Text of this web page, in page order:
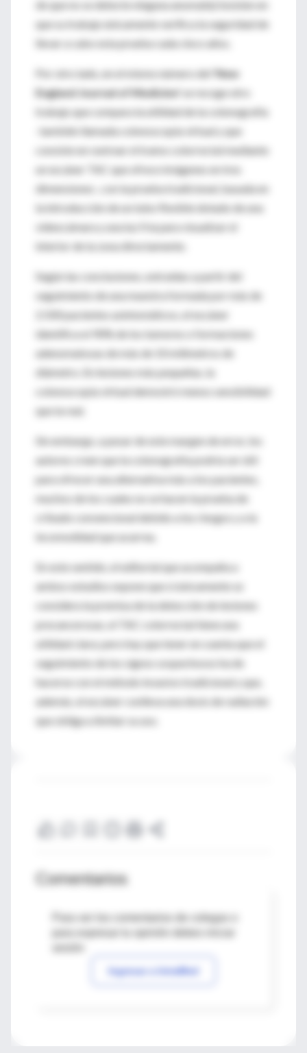
de que no se detecte ninguna anomalía) insisten en
que su trabajo únicamente verifica la seguridad de
llevar a cabo esta prueba cada cinco años.
Por otro lado, en el mismo número del
'New
England Journal of Medicine'
se recoge otro
trabajo que compara la utilidad de la colonografía
-también llamada colonoscopia virtual y que
consiste en rastrear el tramo colorrectal mediante
un escáner TAC que ofrece imágenes en tres
dimensiones-, con la prueba tradicional, basada en
la introducción de un tubo flexible dotado de una
videocámara y una luz fría para visualizar el
interior de la zona directamente.
Según las conclusiones, extraídas a partir del
seguimiento de una muestra formada por más de
2.500 pacientes asintomáticos, el escáner
identifica el 90% de los tumores o formaciones
adenomatosas de más de 10 milímetros de
diámetro. En lesiones más pequeñas, la
colonoscopia virtual demostró menos sensibilidad
que la real.
Sin embargo, a pesar de este margen de error, los
autores creen que la colonografía podría ser útil
para ofrecer una alternativa más a los pacientes,
muchos de los cuales no se hacen la prueba de
cribado convencional debido a los riesgos y a la
incomodidad que acarrea.
En este sentido, el editorial que acompaña a
ambos estudios expone que si únicamente se
considera la premisa de la detección de lesiones
precancerosas, el TAC colorrectal tiene una
utilidad clara; pero hay que tener en cuenta que el
seguimiento de los signos sospechosos ha de
hacerse con el método invasivo tradicional y que,
además, el escáner conlleva una dosis de radiación
que obliga a limitar su uso.
Comentarios
Para ver los comentarios de colegas o
Ingresar a IntraMed